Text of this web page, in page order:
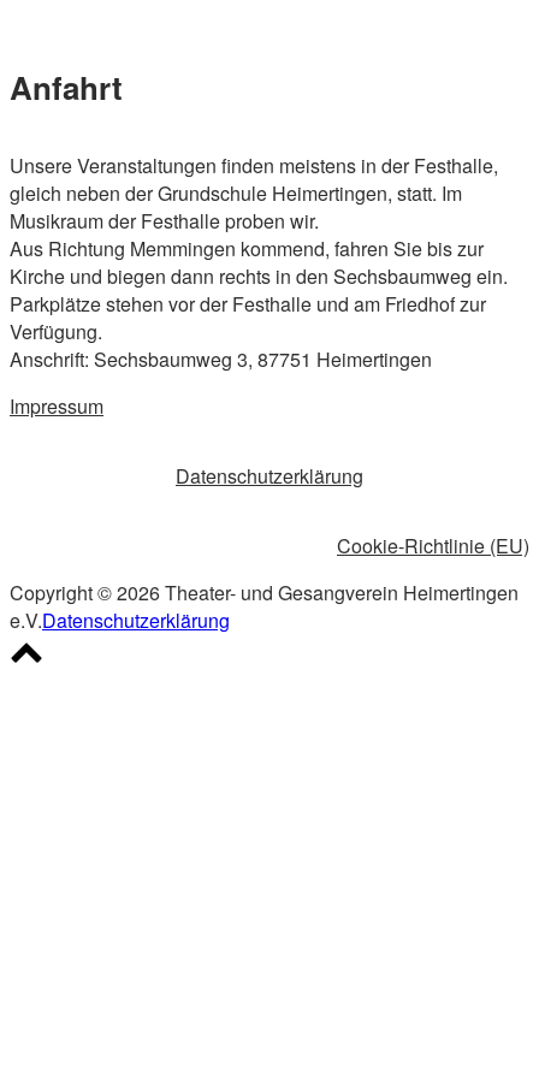
content
Menu
Anfahrt
Unsere Veranstaltungen finden meistens in der Festhalle,
gleich neben der Grundschule Heimertingen, statt. Im
Musikraum der Festhalle proben wir.
Aus Richtung Memmingen kommend, fahren Sie bis zur
Kirche und biegen dann rechts in den Sechsbaumweg ein.
Parkplätze stehen vor der Festhalle und am Friedhof zur
Verfügung.
Anschrift: Sechsbaumweg 3, 87751 Heimertingen
Impressum
Datenschutzerklärung
Cookie-Richtlinie (EU)
Copyright © 2026 Theater- und Gesangverein Heimertingen
e.V.Datenschutzerklärung
Scroll